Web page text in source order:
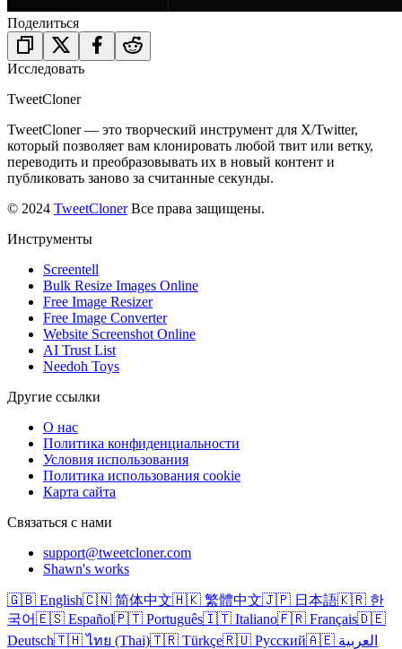
Поделиться
Исследовать
TweetCloner
TweetCloner — это творческий инструмент для X/Twitter,
который позволяет вам клонировать любой твит или ветку,
переводить и преобразовывать их в новый контент и
публиковать заново за считанные секунды.
© 2024 TweetCloner Все права защищены.
Инструменты
Screentell
Bulk Resize Images Online
Free Image Resizer
Free Image Converter
Website Screenshot Online
AI Trust List
Needoh Toys
Другие ссылки
О нас
Политика конфиденциальности
Условия использования
Политика использования cookie
Карта сайта
Связаться с нами
support@tweetcloner.com
Shawn's works
🇬🇧 English🇨🇳 简体中文🇭🇰 繁體中文🇯🇵 日本語🇰🇷 한
국어🇪🇸 Español🇵🇹 Português🇮🇹 Italiano🇫🇷 Français🇩🇪
Deutsch🇹🇭 ไทย (Thai)🇹🇷 Türkçe🇷🇺 Русский 🇦🇪 العربية